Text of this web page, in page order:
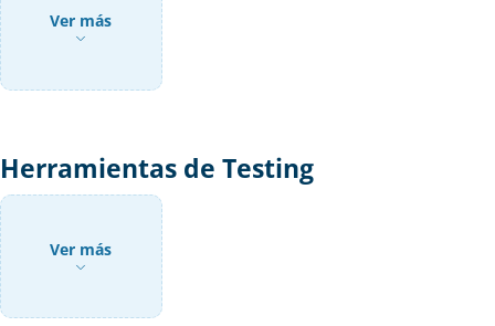
Ver más
Herramientas de Testing
Ver más